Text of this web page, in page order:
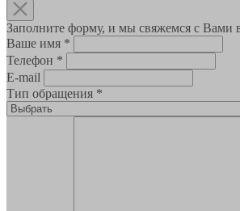
Заполните форму, и мы свяжемся с Вами
Ваше имя *
Телефон *
E-mail
Тип обращения *